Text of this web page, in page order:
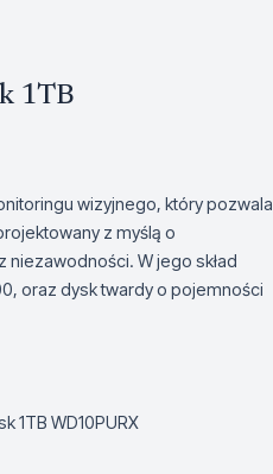
1TB
wizyjnego, który pozwala
z myślą o
niezawodności. W jego skład
oraz dysk twardy o pojemności
1TB WD10PURX